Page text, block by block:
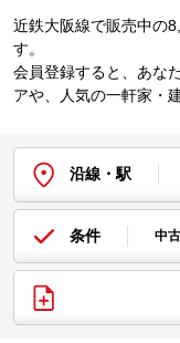
近鉄大阪線で販売中の
す。
会員登録すると、あな
アや、人気の一軒家・
沿線・駅
条件 中